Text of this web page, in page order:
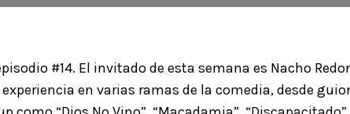
#14. El invitado de esta semana es Nacho
en varias ramas de la comedia, desde